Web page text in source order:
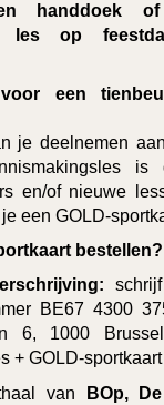
handdoek
les op
een
je deelnemen
is
en/of nieuwe
een GOLD-
kaart bestellen?
BE67 4300
6, 1000
+ GOLD-
van BOp,